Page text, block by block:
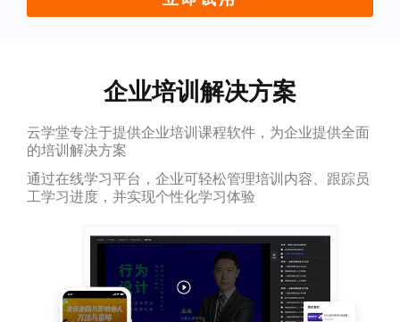
企业培训解决方案
云学堂专注于提供企业培训课程软件，为企业提供全面
的培训解决方案
通过在线学习平台，企业可轻松管理培训内容、跟踪员
工学习进度，并实现个性化学习体验